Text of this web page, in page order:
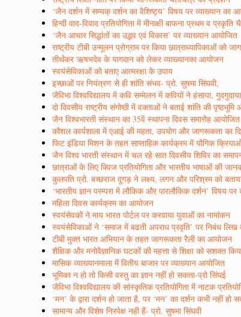
‘जैन दर्शन में सम्यक् दर्शन का वैशिष्ट्य’ विषय पर व्याख्यान का
हिन्दी वाद-विवाद प्रतियोगिता में मीनाक्षी बाफना प्रथम व प्रकृति
‘जैन आचार सिद्धांतों का उद्भव एवं विकास’ पर व्याख्यान आयोजित
राष्ट्रीय टीबी उन्मूलन प्रोग्राम पर किया छात्राध्यापिकाओं को
तीर्थंकर ऋषभदेव के यागदान को लेकर व्याख्यानका आयोजन
स्वयंसेविकाओं को बताए आत्मरक्षा के उपाय
इच्छाओं पर नियंत्रण से ही शांति संभव- प्रो. सुषमा सिंघवी,
जैविभा विश्वविद्यालय में कवि सम्मेलन में कवियों ने हंसाया,
दो दिवसीय राष्ट्रीय संगोष्ठी में वक्ताओं ने बताई शांति की
जैन विश्वभारती संस्थान का 35वें स्थापना दिवस समारोह
कौशल कार्यशाला में एआई की महता, उपयोग और जागरूकता का
फिट इंडिया मिशन के तहत साप्ताहिक कार्यक्रम में यौगिक
जैन विश्व भारती संस्थान में चल रहे सात दिवसीय शिविर का
छात्राओं के लिए क्विज प्रतियोगिता और भारतीय भाषाओं की
कुलपति प्रो. बच्छराज दूगड़ ने लक्ष्य, लगन और परिश्रम को
‘भारतीय ज्ञान परम्परा में लौकिक और पारलौकिक दर्शन’ विषय
महिला दिवस कार्यक्रम का आयोजन
स्वयंसेवकों ने माय भारत पोर्टल पर करवाया युवाओं का नामांकन
स्वयंसेविकाओं ने ‘समाज में बढती अपराध प्रवृति’ पर निबंध
टीबी मुक्त भारत अभियान के तहत जागरूकता रैली का आयोजन
शैक्षिक और मनोवैज्ञानिक घटकों की महत्ता से शिक्षा को सशक्त
मासिक व्याख्यानमाला में वितीय बाजार पर व्याख्यान आयोजित
भूमिका न हो तो किसी वस्तु का ज्ञान नहीं हो सकता-प्रो सिंघई
जैविभा विश्वविद्यालय की सांस्कृतिक प्रतियोगिता में नाटक
‘मन’ के द्वारा दर्शन हो जाता है, पर ‘मन’ का दर्शन कभी नहीं हो
सामान्य और विशेष निरपेक्ष नही हैं- प्रो. सुषमा सिंघवी